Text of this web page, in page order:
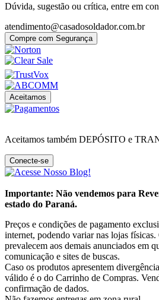
Dúvida, sugestão ou crítica, entre em
atendimento@casadosoldador.com.br
Compre com Segurança
Aceitamos
Aceitamos também DEPÓSITO e
Conecte-se
Importante: Não vendemos para
estado do Paraná.
Preços e condições de pagamento
internet, podendo variar nas lojas
prevalecem aos demais anunciados em
comunicação e sites de buscas.
Caso os produtos apresentem
válido é o do Carrinho de Compras.
confirmação de dados.